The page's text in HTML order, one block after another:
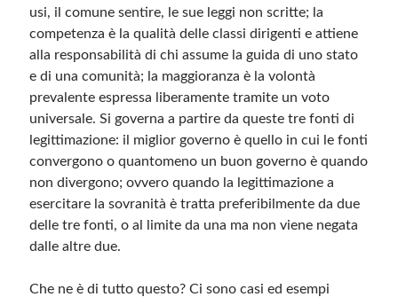
usi, il comune sentire, le sue leggi non scritte; la
competenza è la qualità delle classi dirigenti e attiene
alla responsabilità di chi assume la guida di uno stato
e di una comunità; la maggioranza è la volontà
prevalente espressa liberamente tramite un voto
universale. Si governa a partire da queste tre fonti di
legittimazione: il miglior governo è quello in cui le fonti
convergono o quantomeno un buon governo è quando
non divergono; ovvero quando la legittimazione a
esercitare la sovranità è tratta preferibilmente da due
delle tre fonti, o al limite da una ma non viene negata
dalle altre due.
Che ne è di tutto questo? Ci sono casi ed esempi